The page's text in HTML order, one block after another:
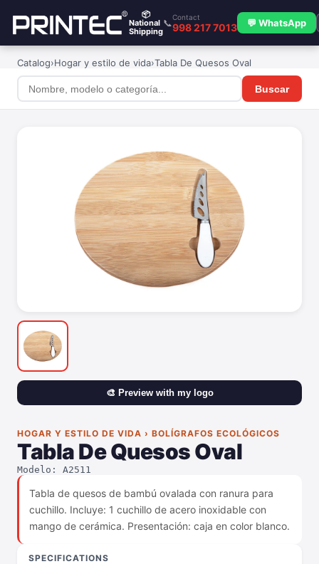
📦
National
Shipping
📞
Contact
998 217 7013 💬 WhatsApp
Catalog›Hogar y estilo de vida›Tabla De Quesos Oval
Buscar
🎨 Preview with my logo
HOGAR Y ESTILO DE VIDA › BOLÍGRAFOS ECOLÓGICOS
Tabla De Quesos Oval
Modelo: A2511
Tabla de quesos de bambú ovalada con ranura para
cuchillo. Incluye: 1 cuchillo de acero inoxidable con
mango de cerámica. Presentación: caja en color blanco.
SPECIFICATIONS